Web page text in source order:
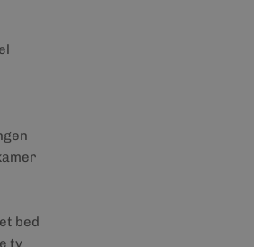
bed
tv